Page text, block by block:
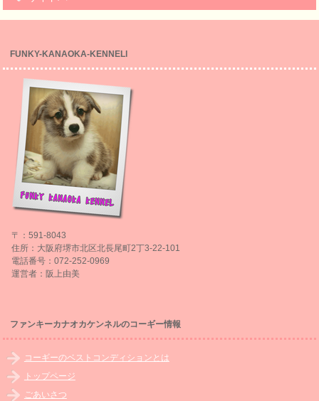
FUNKY-KANAOKA-KENNELl
〒：591-8043
住所：大阪府堺市北区北長尾町2丁3-22-101
電話番号：072-252-0969
運営者：阪上由美
ファンキーカナオカケンネルのコーギー情報
コーギーのベストコンディションとは
トップページ
ごあいさつ